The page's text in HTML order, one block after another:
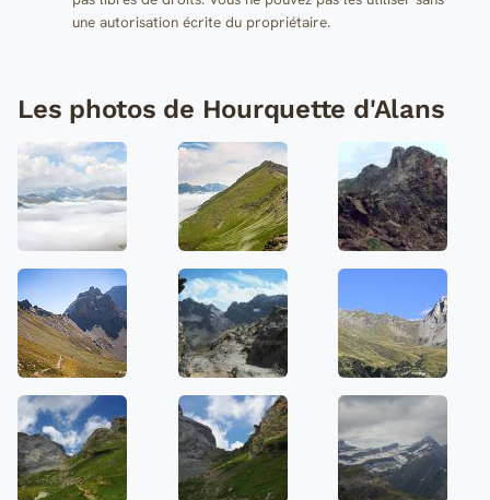
une autorisation écrite du propriétaire.
Les photos de Hourquette d'Alans